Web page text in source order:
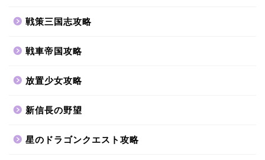
戦策三国志攻略
戦車帝国攻略
放置少女攻略
新信長の野望
星のドラゴンクエスト攻略